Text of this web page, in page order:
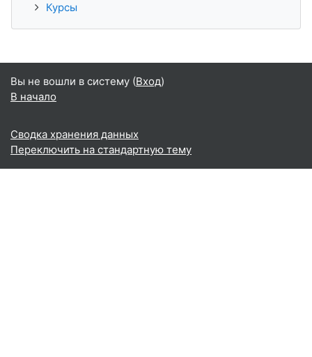
Курсы
Вы не вошли в систему (Вход)
В начало
Сводка хранения данных
Переключить на стандартную тему